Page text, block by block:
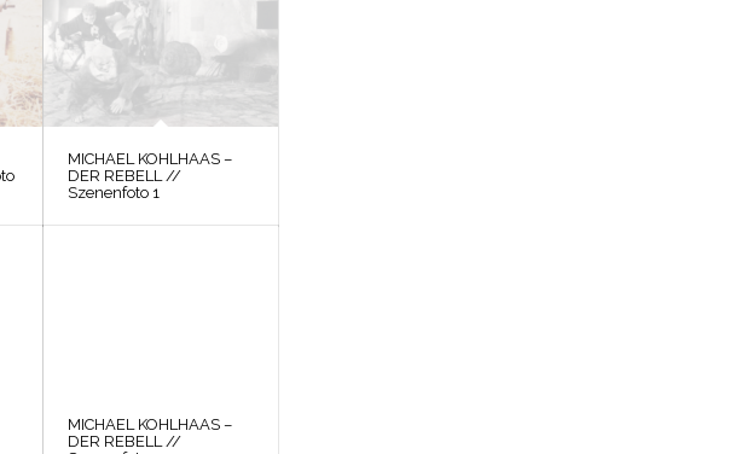
MICHAEL KOHLHAAS –
DER REBELL //
Szenenfoto 1
MICHAEL KOHLHAAS –
DER REBELL //